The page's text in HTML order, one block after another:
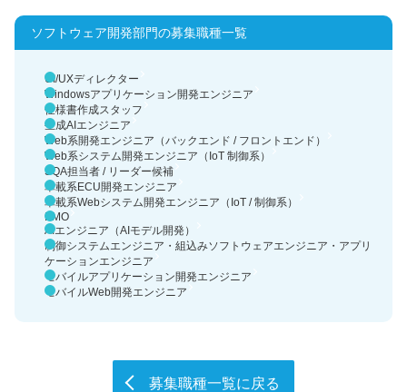
ソフトウェア開発部門の募集職種一覧
UI/UXディレクター
Windowsアプリケーション開発エンジニア
仕様書作成スタッフ
生成AIエンジニア
Web系開発エンジニア（バックエンド / フロントエンド）
Web系システム開発エンジニア（IoT 制御系）
SQA担当者 / リーダー候補
車載系ECU開発エンジニア
車載系Webシステム開発エンジニア（IoT / 制御系）
PMO
AIエンジニア（AIモデル開発）
制御システムエンジニア・組込みソフトウェアエンジニア・アプリ
ケーションエンジニア
モバイルアプリケーション開発エンジニア
モバイルWeb開発エンジニア
募集職種一覧に戻る